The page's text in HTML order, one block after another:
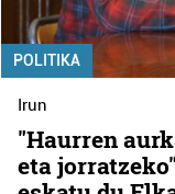
POLITIKA
Irun
"Haurren
eta